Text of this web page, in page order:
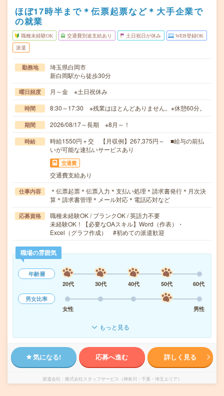
ほぼ17時半まで＊伝票起票など＊大手企業で
の就業
職種未経験OK 交通費別途支給あり 土日祝日が休み WEB登録OK
派遣
勤務地
埼玉県白岡市
新白岡駅から徒歩30分
曜日頻度 月～金 ※土日祝休み
時間 8:30～17:30 ※残業はほとんどありません。※休憩60分。
期間 2026/08/17～長期 ※8月～！
時給
時給1550円＋交 【月収例】267,375円～ ■給与の前払
いが可能な速払いサービスあり
交通費
交通費支給あり
仕事内容
＊伝票起票＊伝票入力＊支払い処理＊請求書発行＊月次決
算＊請求書管理＊メール対応＊電話応対など
応募資格
職種未経験OK / ブランクOK / 英語力不要
未経験OK！【必要なOAスキル】Word（作表）・
Excel（グラフ作成） #初めての派遣歓迎
職場の雰囲気
年齢層
20代
30代 40代 50代
60代
男女比率
女性
男性
もっと見る
気になる! 応募へ進む 詳しく見る
派遣会社 株式会社スタッフサービス（神奈川・千葉・埼玉エリア）